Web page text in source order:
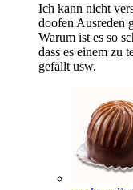
Ich kann nicht
doofen Ausreden
Warum ist es so
dass es einem zu
gefällt usw.